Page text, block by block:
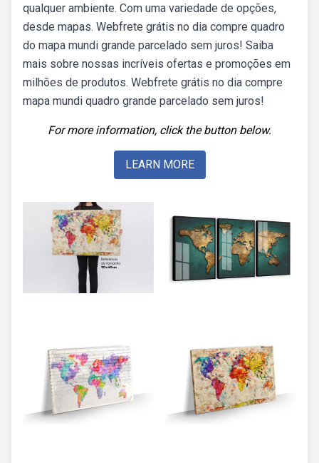
qualquer ambiente. Com uma variedade de opções,
desde mapas. Webfrete grátis no dia compre quadro
do mapa mundi grande parcelado sem juros! Saiba
mais sobre nossas incríveis ofertas e promoções em
milhões de produtos. Webfrete grátis no dia compre
mapa mundi quadro grande parcelado sem juros!
For more information, click the button below.
LEARN MORE